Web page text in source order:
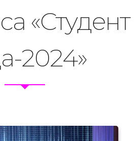
«Студент
2024»